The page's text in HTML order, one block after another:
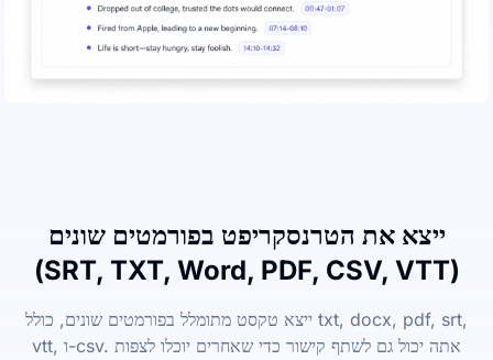
ייצא את הטרנסקריפט בפורמטים שונים
(SRT, TXT, Word, PDF, CSV, VTT)
ייצא טקסט מתומלל בפורמטים שונים, כולל txt, docx, pdf, srt,
vtt, ו-csv. אתה יכול גם לשתף קישור כדי שאחרים יוכלו לצפות